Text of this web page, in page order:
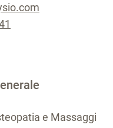
e Massaggi